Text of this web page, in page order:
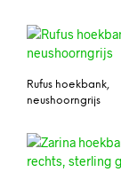
Rufus hoekbank,
neushoorngrijs